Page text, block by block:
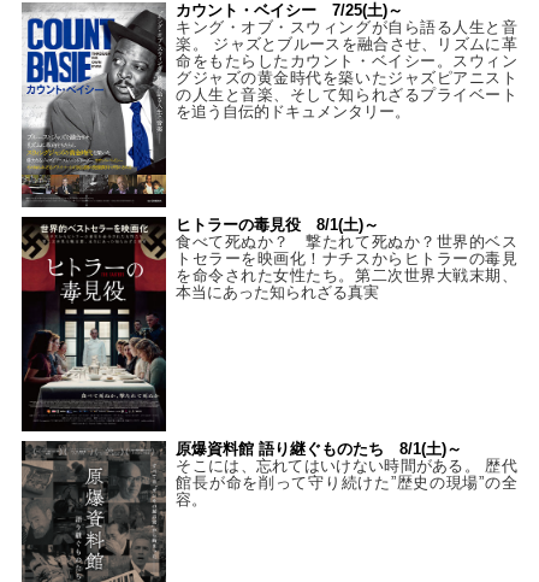
カウント・ベイシー 7/25(土)～
キング・オブ・スウィングが自ら語る人生と音
楽。 ジャズとブルースを融合させ、リズムに革
命をもたらしたカウント・ベイシー。スウィン
グジャズの黄金時代を築いたジャズピアニスト
の人生と音楽、そして知られざるプライベート
を追う自伝的ドキュメンタリー。
ヒトラーの毒見役 8/1(土)～
食べて死ぬか？ 撃たれて死ぬか？世界的ベス
トセラーを映画化！ナチスからヒトラーの毒見
を命令された女性たち。第二次世界大戦末期、
本当にあった知られざる真実
原爆資料館 語り継ぐものたち 8/1(土)～
そこには、忘れてはいけない時間がある。 歴代
館長が命を削って守り続けた”歴史の現場”の全
容。